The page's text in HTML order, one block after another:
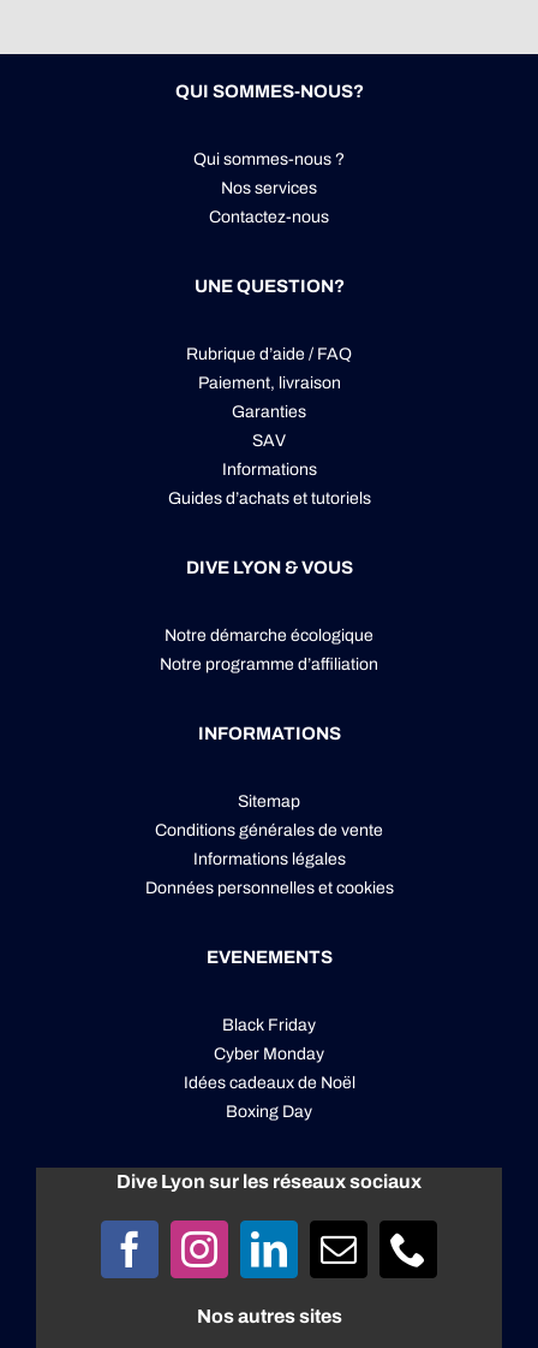
QUI SOMMES-NOUS?
Qui sommes-nous ?
Nos services
Contactez-nous
UNE QUESTION?
Rubrique d’aide / FAQ
Paiement, livraison
Garanties
SAV
Informations
Guides d’achats et tutoriels
DIVE LYON & VOUS
Notre démarche écologique
Notre programme d’affiliation
INFORMATIONS
Sitemap
Conditions générales de vente
Informations légales
Données personnelleset cookies
EVENEMENTS
Black Friday
Cyber Monday
Idées cadeaux de Noël
Boxing Day
Dive Lyon sur les réseaux sociaux
Nos autres sites